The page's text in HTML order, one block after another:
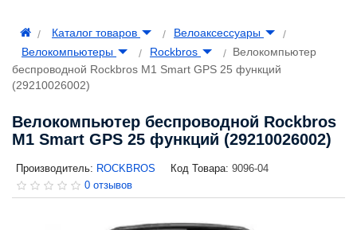
Каталог товаров
Велоаксессуары
Велокомпьютеры
Rockbros
Велокомпьютер
беспроводной Rockbros M1 Smart GPS 25 функций
(29210026002)
Велокомпьютер беспроводной Rockbros
M1 Smart GPS 25 функций (29210026002)
Производитель: ROCKBROS Код Товара: 9096-04
0 отзывов